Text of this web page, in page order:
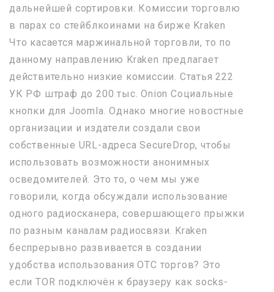
дальнейшей сортировки. Комиссии торговлю
в парах со стейблкоинами на бирже Kraken
Что касается маржинальной торговли, то по
данному направлению Kraken предлагает
действительно низкие комиссии. Статья 222
УК РФ штраф до 200 тыс. Onion Социальные
кнопки для Joomla. Однако многие новостные
организации и издатели создали свои
собственные URL-адреса SecureDrop, чтобы
использовать возможности анонимных
осведомителей. Это то, о чем мы уже
говорили, когда обсуждали использование
одного радиосканера, совершающего прыжки
по разным каналам радиосвязи. Kraken
беспрерывно развивается в создании
удобства использования OTC торгов? Это
если TOR подключён к браузеру как socks-